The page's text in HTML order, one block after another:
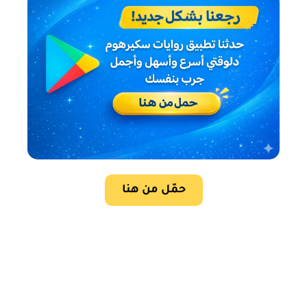
حمّل من هنا